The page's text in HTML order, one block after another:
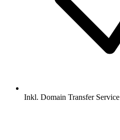
Inkl. Domain Transfer Service